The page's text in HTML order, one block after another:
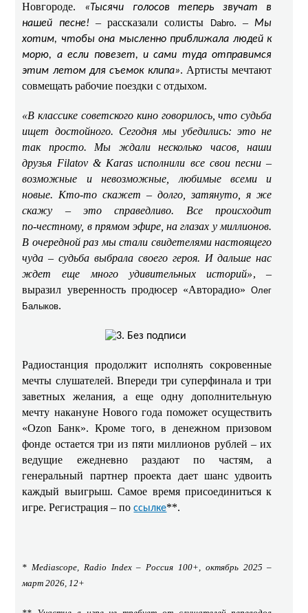
Новгороде. «Тысячи голосов теперь звучат в
нашей песне! – рассказали солисты Dabro. – Мы
хотим, чтобы она мысленно приближала людей к
морю, а если повезет, и сами туда отправимся
этим летом для съемок клипа». Артисты мечтают
совмещать рабочие поездки с отдыхом.
«В классике советского кино говорилось, что судьба
ищет достойного. Сегодня мы убедились: это не
так просто. Мы ждали несколько часов, наши
друзья Filatov & Karas исполнили все свои песни –
возможные и невозможные, любимые всеми и
новые. Кто-то скажет – долго, затянуто, я же
скажу – это справедливо. Все происходит
по‑честному, в прямом эфире, на глазах у миллионов.
В очередной раз мы стали свидетелями настоящего
чуда – судьба выбрала своего героя. И дальше нас
ждет еще много удивительных историй», –
выразил уверенность продюсер «Авторадио»Олег
Балыков.
Радиостанция продолжит исполнять сокровенные
мечты слушателей. Впереди три суперфинала и три
заветных желания, а еще одну дополнительную
мечту накануне Нового года поможет осуществить
«Ozon Банк». Кроме того, в денежном призовом
фонде остается три из пяти миллионов рублей – их
ведущие ежедневно раздают по частям, а
генеральный партнер проекта дает шанс удвоить
каждый выигрыш. Самое время присоединиться к
игре. Регистрация – поссылке**.
* Mediascope, Radio Index – Россия 100+, октябрь 2025 –
март 2026, 12+